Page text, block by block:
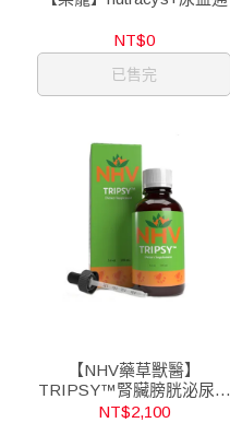
NT$0
已售完
【NHV藥草獸醫】
TRIPSY™腎臟膀胱泌尿照
護營養飲/100ml
NT$2,100